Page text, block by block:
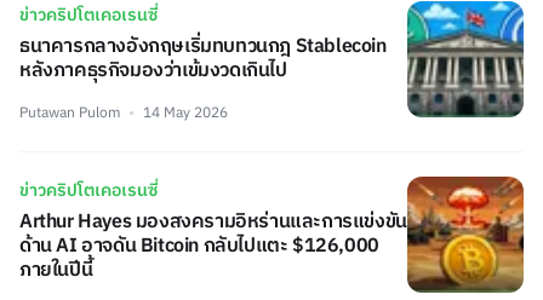
ข่าวคริปโตเคอเรนซี่
ธนาคารกลางอังกฤษเริ่มทบทวนกฎ Stablecoin
หลังภาคธุรกิจมองว่าเข้มงวดเกินไป
Putawan Pulom 14 May 2026
ข่าวคริปโตเคอเรนซี่
Arthur Hayes มองสงครามอิหร่านและการแข่งขัน
ด้าน AI อาจดัน Bitcoin กลับไปแตะ $126,000
ภายในปีนี้